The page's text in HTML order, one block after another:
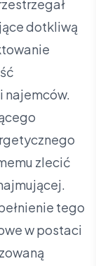
dotkliwą
najemców.
zlecić
tego
w postaci